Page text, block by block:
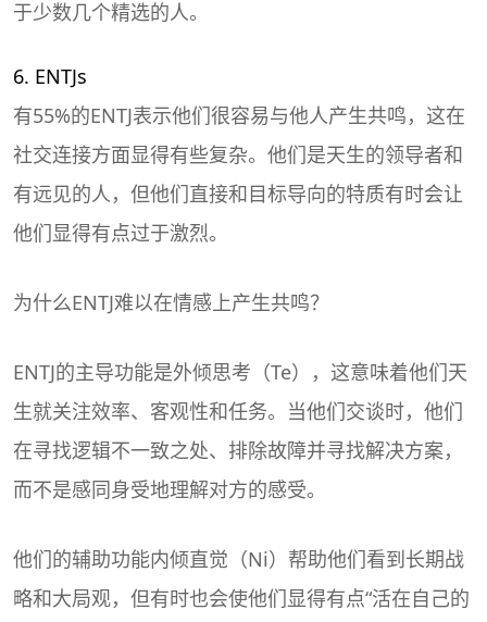
于少数几个精选的人。
6. ENTJs
有55%的ENTJ表示他们很容易与他人产生共鸣，这在
社交连接方面显得有些复杂。他们是天生的领导者和
有远见的人，但他们直接和目标导向的特质有时会让
他们显得有点过于激烈。
为什么ENTJ难以在情感上产生共鸣？
ENTJ的主导功能是外倾思考（Te），这意味着他们天
生就关注效率、客观性和任务。当他们交谈时，他们
在寻找逻辑不一致之处、排除故障并寻找解决方案，
而不是感同身受地理解对方的感受。
他们的辅助功能内倾直觉（Ni）帮助他们看到长期战
略和大局观，但有时也会使他们显得有点“活在自己的